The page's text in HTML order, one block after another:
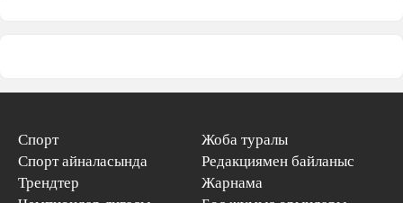
Спорт
Спорт айналасында
Трендтер
Жоба туралы
Редакциямен байланыс
Жарнама